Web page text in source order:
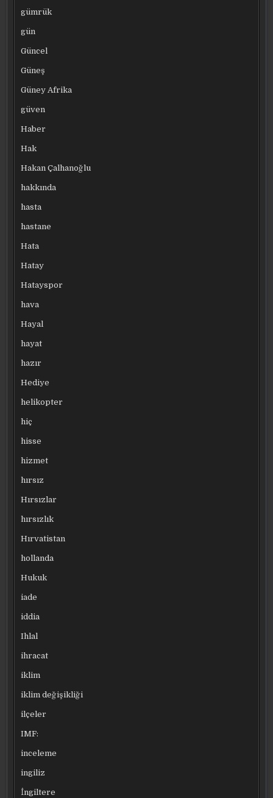
gümrük
gün
Güncel
Güneş
Güney Afrika
güven
Haber
Hak
Hakan Çalhanoğlu
hakkında
hasta
hastane
Hata
Hatay
Hatayspor
hava
Hayal
hayat
hazır
Hediye
helikopter
hiç
hisse
hizmet
hırsız
Hırsızlar
hırsızlık
Hırvatistan
hollanda
Hukuk
iade
iddia
Ihlal
ihracat
iklim
iklim değişikliği
ilçeler
IMF:
inceleme
ingiliz
İngiltere